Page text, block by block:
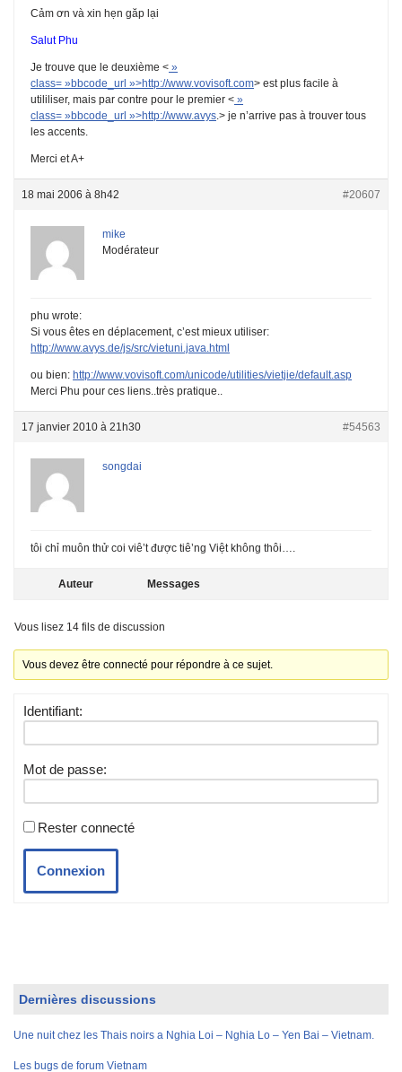
Cảm ơn và xin hẹn găp lại
Salut Phu
Je trouve que le deuxième < »
class= »bbcode_url »>http://www.vovisoft.com> est plus facile à
utililiser, mais par contre pour le premier < »
class= »bbcode_url »>http://www.avys .> je n’arrive pas à trouver tous
les accents.
Merci et A+
18 mai 2006 à 8h42 #20607
mike
Modérateur
phu wrote:
Si vous êtes en déplacement, c’est mieux utiliser:
http://www.avys.de/js/src/vietuni.java.html
ou bien: http://www.vovisoft.com/unicode/utilities/vietjie/default.asp
Merci Phu pour ces liens..très pratique..
17 janvier 2010 à 21h30 #54563
songdai
tôi chỉ muôn thử coi viê’t được tiê’ng Việt không thôi….
Auteur Messages
Vous lisez 14 fils de discussion
Vous devez être connecté pour répondre à ce sujet.
Identifiant:
Mot de passe:
Rester connecté
Connexion
Dernières discussions
Une nuit chez les Thais noirs a Nghia Loi – Nghia Lo – Yen Bai – Vietnam.
Les bugs de forum Vietnam